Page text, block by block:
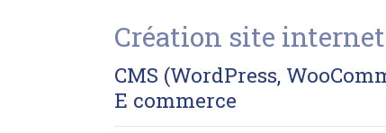
Création site
CMS (WordPress,
E commerce